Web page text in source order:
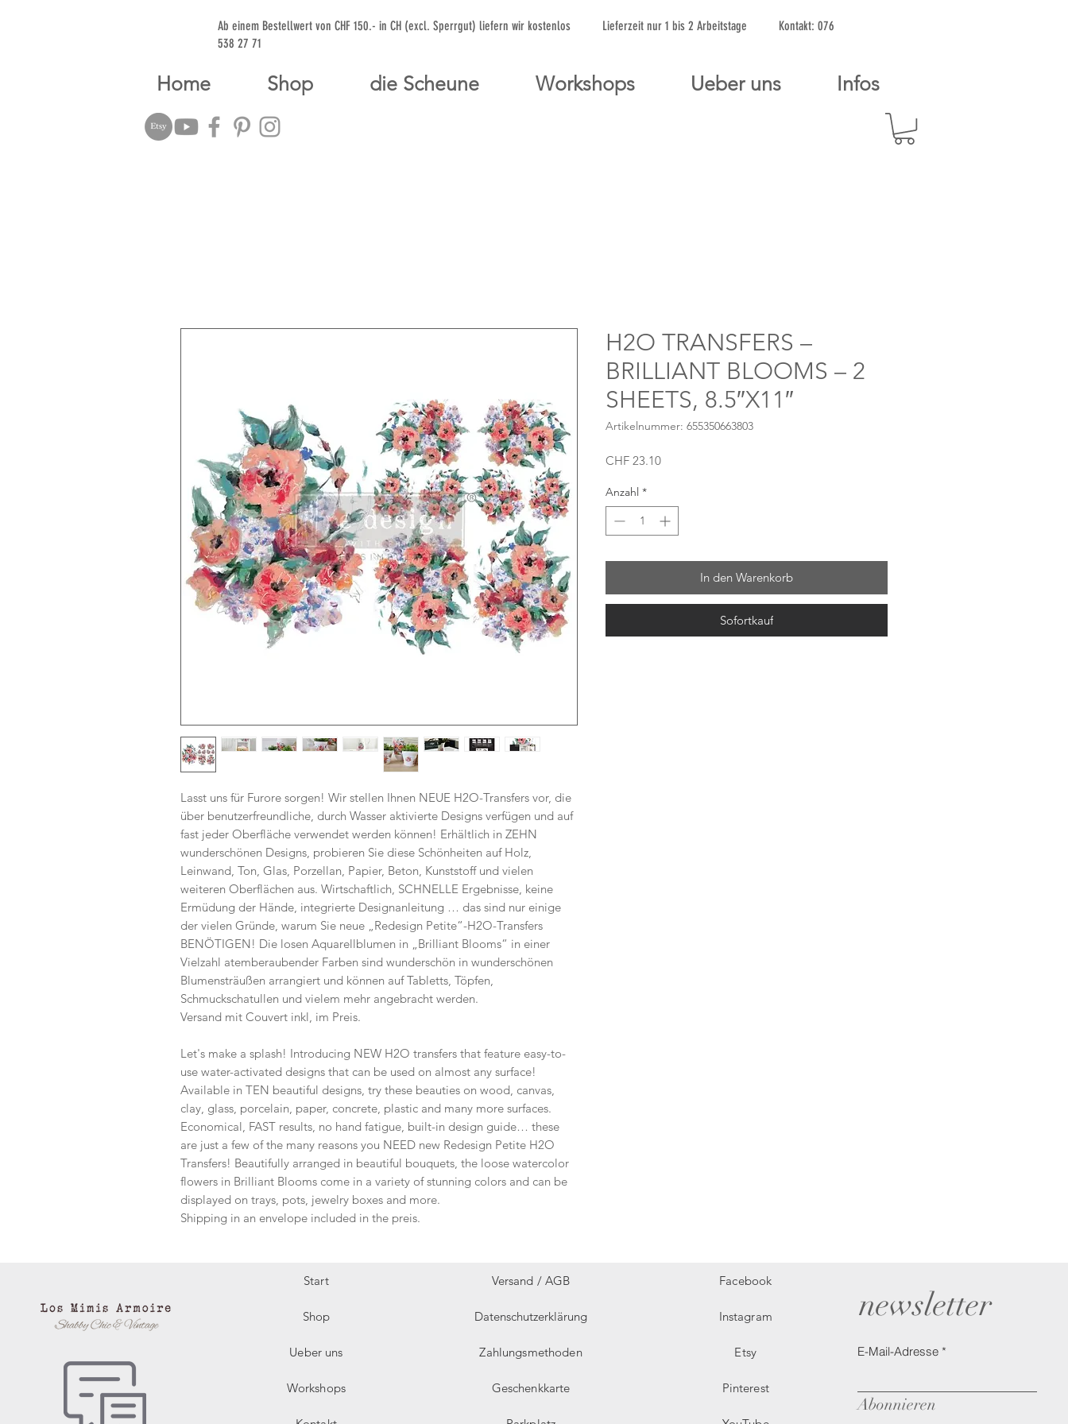
Ab einem Bestellwert von CHF 150.- in CH (excl. Sperrgut) liefern wir kostenlos Lieferzeit nur 1 bis 2 Arbeitstage Kontakt: 076
538 27 71
Home Shop die Scheune Workshops Ueber uns Infos
Lasst uns für Furore sorgen! Wir stellen Ihnen NEUE H2O-Transfers vor, die
über benutzerfreundliche, durch Wasser aktivierte Designs verfügen und auf
fast jeder Oberfläche verwendet werden können! Erhältlich in ZEHN
wunderschönen Designs, probieren Sie diese Schönheiten auf Holz,
Leinwand, Ton, Glas, Porzellan, Papier, Beton, Kunststoff und vielen
weiteren Oberflächen aus. Wirtschaftlich, SCHNELLE Ergebnisse, keine
Ermüdung der Hände, integrierte Designanleitung … das sind nur einige
der vielen Gründe, warum Sie neue „Redesign Petite“-H2O-Transfers
BENÖTIGEN! Die losen Aquarellblumen in „Brilliant Blooms“ in einer
Vielzahl atemberaubender Farben sind wunderschön in wunderschönen
Blumensträußen arrangiert und können auf Tabletts, Töpfen,
Schmuckschatullen und vielem mehr angebracht werden.
Versand mit Couvert inkl, im Preis.
Let's make a splash! Introducing NEW H2O transfers that feature easy-to-
use water-activated designs that can be used on almost any surface!
Available in TEN beautiful designs, try these beauties on wood, canvas,
clay, glass, porcelain, paper, concrete, plastic and many more surfaces.
Economical, FAST results, no hand fatigue, built-in design guide… these
are just a few of the many reasons you NEED new Redesign Petite H2O
Transfers! Beautifully arranged in beautiful bouquets, the loose watercolor
flowers in Brilliant Blooms come in a variety of stunning colors and can be
displayed on trays, pots, jewelry boxes and more.
Shipping in an envelope included in the preis.
H2O TRANSFERS –
BRILLIANT BLOOMS – 2
SHEETS, 8.5″X11″
Artikelnummer: 655350663803
CHF 23.10Preis
Anzahl *
In den Warenkorb
Sofortkauf
Start
Shop
Ueber uns
Workshops
Versand /AGB
Datenschutzerklärung
Zahlungsmethoden
Geschenkkarte
Facebook
Instagram
Etsy
Pinterest
newsletter
E-Mail-Adresse
Abonnieren